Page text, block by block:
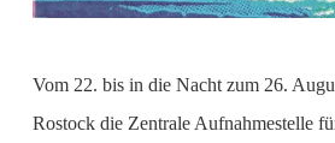
Vom 22. bis in die Nacht zum 26.
Rostock die Zentrale Aufnahmestelle